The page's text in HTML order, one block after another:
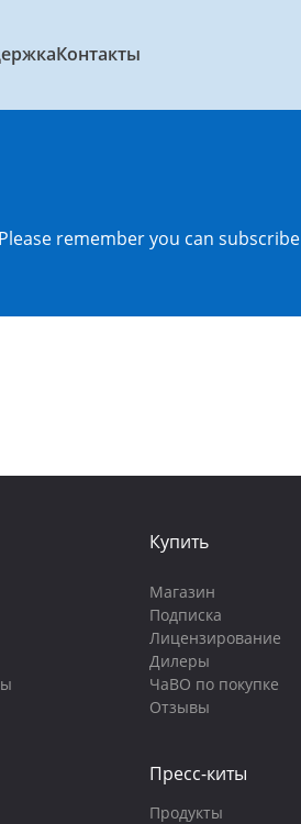
Контакты
remember you can
Купить
Магазин
Подписка
Лицензирование
Дилеры
ЧаВО по покупке
Отзывы
Пресс-киты
Продукты